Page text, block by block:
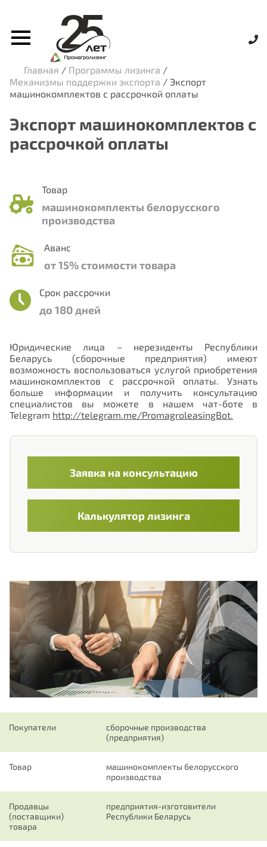
Главная / Программы лизинга /
Механизмы поддержки экспорта / Экспорт
машинокомплектов с рассрочкой оплаты
Экспорт машинокомплектов с
рассрочкой оплаты
Юридические лица – нерезиденты Республики
Беларусь (сборочные предприятия) имеют
возможность воспользоваться услугой приобретения
машинокомплектов с рассрочкой оплаты. Узнать
больше информации и получить консультацию
специалистов вы можете в нашем чат-боте в
Telegram http://telegram.me/PromagroleasingBot.
Заявка на консультацию
Калькулятор лизинга
Товар
машинокомплекты белорусского
производства
Аванс
от 15% стоимости товара
Срок рассрочки
до 180 дней
Покупатели
сборочные производства
(предприятия)
Товар
машинокомплекты белорусского
производства
Продавцы
(поставщики)
товара
предприятия-изготовители
Республики Беларусь
Нужна консультация или помощь с
Выберите направление лизинга, которое Вас
интересует:
Лизинг для физических лиц
Лизинг для юридических лиц
Лизинг по государственным программам
Механизмы поддержки экспорта
Номер телефона
+375